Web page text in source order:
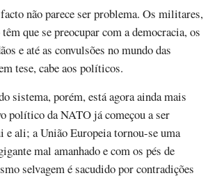
não parece ser problema. Os militares,
que se preocupar com a democracia, os
e até as convulsões no mundo das
tese, cabe aos políticos.
sistema, porém, está agora ainda mais
político da NATO já começou a ser
e ali; a União Europeia tornou-se uma
mal amanhado e com os pés de
selvagem é sacudido por contradições